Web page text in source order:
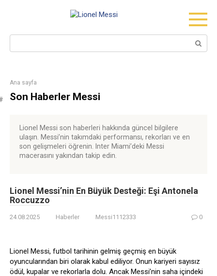
Search:
Ana sayfa
Son Haberler Messi
Lionel Messi son haberleri hakkında güncel bilgilere
ulaşın. Messi’nin takımdaki performansı, rekorları ve en
son gelişmeleri öğrenin. Inter Miami’deki Messi
macerasını yakından takip edin.
Lionel Messi’nin En Büyük Desteği: Eşi Antonela
Roccuzzo
24.08.2025 Haberler Messi1112333 0
Lionel Messi, futbol tarihinin gelmiş geçmiş en büyük
oyuncularından biri olarak kabul ediliyor. Onun kariyeri sayısız
ödül, kupalar ve rekorlarla dolu. Ancak Messi’nin saha içindeki